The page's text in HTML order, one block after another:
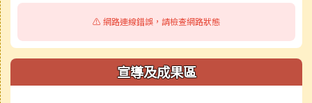
⚠️ 網路連線錯誤，請檢查網路狀態
宣導及成果區